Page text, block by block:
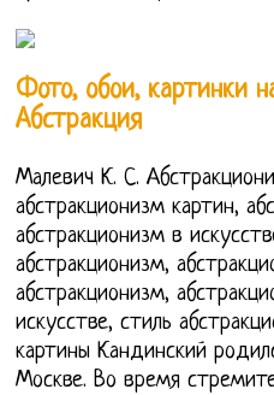
Фото, обои, картинки
Абстракция
Малевич К. С.
абстракционизм картин,
абстракционизм в
абстракционизм,
абстракционизм,
искусстве, стиль
картины Кандинский
Москве. Во время